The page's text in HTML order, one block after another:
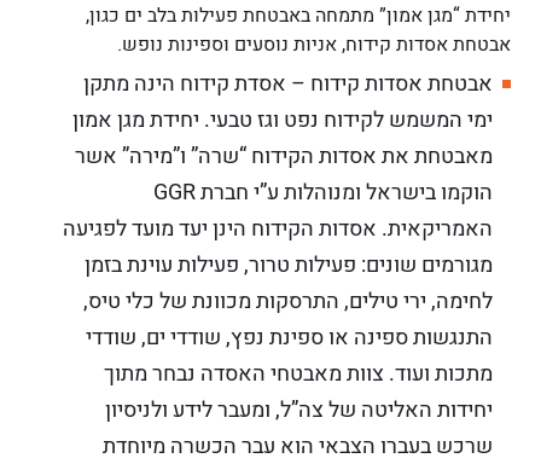
יחידת “מגן אמון” מתמחה באבטחת פעילות בלב ים כגון,
אבטחת אסדות קידוח, אניות נוסעים וספינות נופש.
אבטחת אסדות קידוח – אסדת קידוח הינה מתקן
ימי המשמש לקידוח נפט וגז טבעי. יחידת מגן אמון
מאבטחת את אסדות הקידוח “שרה” ו”מירה” אשר
הוקמו בישראל ומנוהלות ע”י חברת GGR
האמריקאית. אסדות הקידוח הינן יעד מועד לפגיעה
מגורמים שונים: פעילות טרור, פעילות עוינת בזמן
לחימה, ירי טילים, התרסקות מכוונת של כלי טיס,
התנגשות ספינה או ספינת נפץ, שודדי ים, שודדי
מתכות ועוד. צוות מאבטחי האסדה נבחר מתוך
יחידות האליטה של צה”ל, ומעבר לידע ולניסיון
שרכש בעברו הצבאי הוא עבר הכשרה מיוחדת